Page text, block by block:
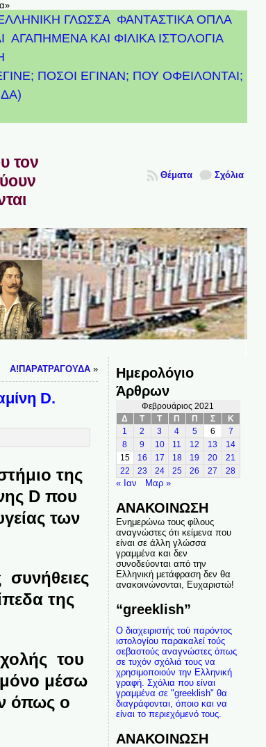
ΓΛΩΣΣΑ ΦΑΝΤΑΣΤΙΚΑ ΟΠΛΑ
ΑΓΑΠΗΜΕΝΑ ΚΑΙ ΦΙΛΙΚΑ ΙΣΤΟΛΟΓΙΑ
ΠΟΣΟΙ ΕΓΙΝΑΝ; ΠΟΥ ΟΦΕΙΛΟΝΤΑΙ;
τον
Σχόλια
Θέματα
Α!ΠΑΡΑΤΡΑΓΟΥΔΑ»
D.
της
D που
των
συνήθειες
της
του
μόνο μέσω
όπως ο
Ημερολόγιο
Άρθρων
Φεβρουάριος 2021
Δ
Τ Τ Π Π Σ
Κ
1
2 3 4 5 6
7
8
9 10 11 12 13
14
15
16 17 18 19 20
21
22
23 24 25 26 27 28
« Ιαν Μαρ »
ΑΝΑΚΟΙΝΩΣΗ
Ενημερώνω τους φίλους
αναγνώστες ότι κείμενα που
είναι σε άλλη γλώσσα
γραμμένα και δεν
συνοδεύονται από την
Ελληνική μετάφραση δεν θα
ανακοινώνονται, Ευχαριστώ!
“greeklish”
Ο διαχειριστής τού παρόντος
ιστολογίου παρακαλεί τούς
σεβαστούς αναγνώστες όπως
σε τυχόν σχόλιά τους να
χρησιμοποιούν την Ελληνική
γραφή. Σχόλια που είναι
γραμμένα σε "greeklish" θα
διαγράφονται, όποιο και να
είναι το περιεχόμενό τους.
ΑΝΑΚΟΙΝΩΣΗ